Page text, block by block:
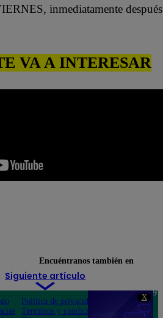
X
inmediatamente
VA A INTERESAR
Siguiente artículo
Encuéntranos también en
Política de privacidad
Términos y condiciones
Teléfono: 219
Av. San